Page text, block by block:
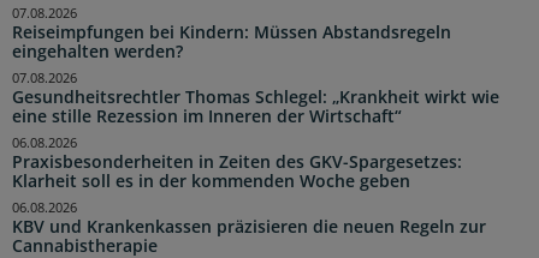
Reiseimpfungen bei Kindern: Müssen Abstandsregeln
eingehalten werden?
07.08.2026
Gesundheitsrechtler Thomas Schlegel: „Krankheit wirkt wie
eine stille Rezession im Inneren der Wirtschaft“
07.08.2026
Praxisbesonderheiten in Zeiten des GKV-Spargesetzes:
Klarheit soll es in der kommenden Woche geben
06.08.2026
KBV und Krankenkassen präzisieren die neuen Regeln zur
Cannabistherapie
06.08.2026